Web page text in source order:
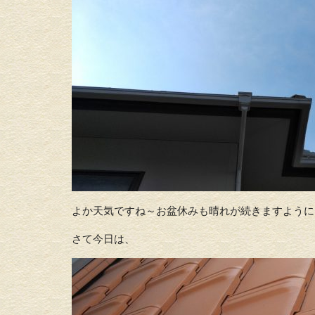
よか天気ですね～お盆休みも晴れが続きますよう
さて今日は、